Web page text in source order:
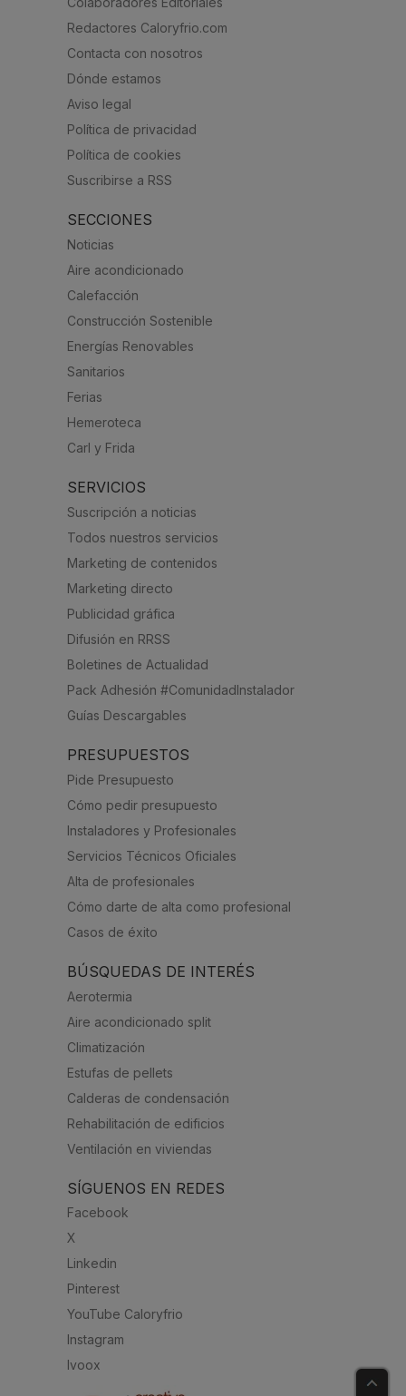
Redactores Caloryfrio.com
Contacta con nosotros
Dónde estamos
Aviso legal
Política de privacidad
Política de cookies
Suscribirse a RSS
SECCIONES
Noticias
Aire acondicionado
Calefacción
Construcción Sostenible
Energías Renovables
Sanitarios
Ferias
Hemeroteca
Carl y Frida
SERVICIOS
Suscripción a noticias
Todos nuestros servicios
Marketing de contenidos
Marketing directo
Publicidad gráfica
Difusión en RRSS
Boletines de Actualidad
Pack Adhesión #ComunidadInstalador
Guías Descargables
PRESUPUESTOS
Pide Presupuesto
Cómo pedir presupuesto
Instaladores y Profesionales
Servicios Técnicos Oficiales
Alta de profesionales
Cómo darte de alta como profesional
Casos de éxito
BÚSQUEDAS DE INTERÉS
Aerotermia
Aire acondicionado split
Climatización
Estufas de pellets
Calderas de condensación
Rehabilitación de edificios
Ventilación en viviendas
SÍGUENOS EN REDES
Facebook
X
Linkedin
Pinterest
YouTube Caloryfrio
Instagram
Ivoox